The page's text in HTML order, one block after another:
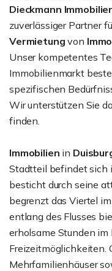
Dieckmann
zuverlässiger Partner
Vermietungvon
Unser kompetentes
Immobilienmarkt
spezifischen
Wir unterstützen Sie
finden.
Immobilien in
Stadtteil befindet sich
besticht durch seine
begrenzt das Viertel
entlang des Flusses
erholsame Stunden
Freizeitmöglichkeiten.
Mehrfamilienhäuser